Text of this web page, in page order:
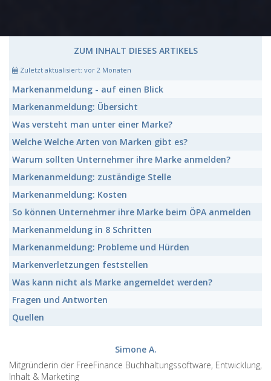
ZUM INHALT DIESES ARTIKELS
Zuletzt aktualisiert: vor 2 Monaten
Markenanmeldung - auf einen Blick
Markenanmeldung: Übersicht
Was versteht man unter einer Marke?
Welche Welche Arten von Marken gibt es?
Warum sollten Unternehmer ihre Marke anmelden?
Markenanmeldung: zuständige Stelle
Markenanmeldung: Kosten
So können Unternehmer ihre Marke beim ÖPA anmelden
Markenanmeldung in 8 Schritten
Markenanmeldung: Probleme und Hürden
Markenverletzungen feststellen
Was kann nicht als Marke angemeldet werden?
Fragen und Antworten
Quellen
Simone A.
Mitgründerin der FreeFinance Buchhaltungssoftware, Entwicklung,
Inhalt & Marketing